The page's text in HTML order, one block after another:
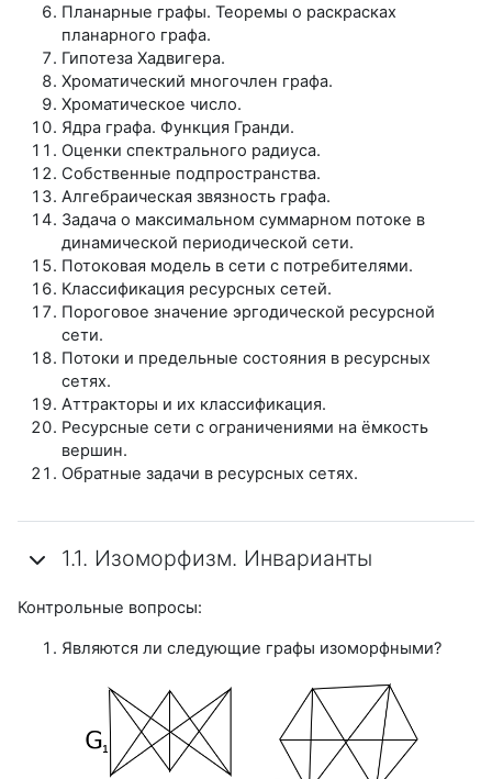
Планарные графы. Теоремы о раскрасках
планарного графа.
Гипотеза Хадвигера.
Хроматический многочлен графа.
Хроматическое число.
Ядра графа. Функция Гранди.
Оценки спектрального радиуса.
Собственные подпространства.
Алгебраическая звязность графа.
Задача о максимальном суммарном потоке в
динамической периодической сети.
Потоковая модель в сети с потребителями.
Классификация ресурсных сетей.
Пороговое значение эргодической ресурсной
сети.
Потоки и предельные состояния в ресурсных
сетях.
Аттракторы и их классификация.
Ресурсные сети с ограничениями на ёмкость
вершин.
Обратные задачи в ресурсных сетях.
1.1. Изоморфизм. Инварианты
Контрольные вопросы:
Являются ли следующие графы изоморфными?